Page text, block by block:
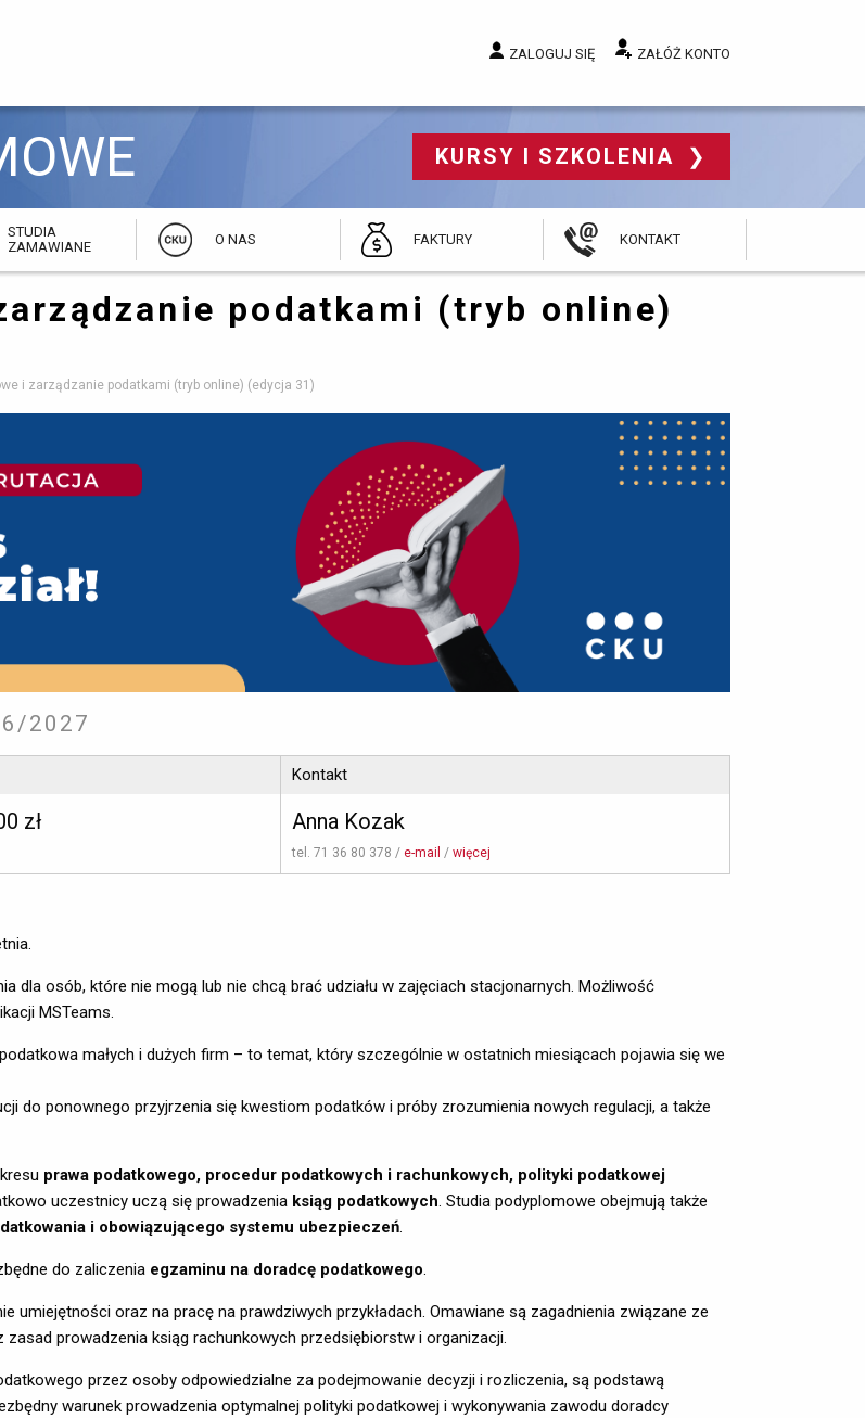
ZALOGUJ SIĘ ZAŁÓŻ KONTO
KURSY I SZKOLENIA
STUDIA
ZAMAWIANE
O NAS FAKTURY KONTAKT
podatkami (tryb online)
i zarządzanie podatkami (tryb online) (edycja 31)
2027
zł
Kontakt
Anna Kozak
tel. 71 36 80 378 / e-mail / więcej
dla osób, które nie mogą lub nie chcą brać udziału w zajęciach stacjonarnych. Możliwość
MSTeams.
małych i dużych firm – to temat, który szczególnie w ostatnich miesiącach pojawia się we
do ponownego przyjrzenia się kwestiom podatków i próby zrozumienia nowych regulacji, a także
prawa podatkowego, procedur podatkowych i rachunkowych, polityki podatkowej
uczestnicy uczą się prowadzenia ksiąg podatkowych. Studia podyplomowe obejmują także
i obowiązującego systemu ubezpieczeń.
do zaliczenia egzaminu na doradcę podatkowego.
umiejętności oraz na pracę na prawdziwych przykładach. Omawiane są zagadnienia związane ze
prowadzenia ksiąg rachunkowych przedsiębiorstw i organizacji.
przez osoby odpowiedzialne za podejmowanie decyzji i rozliczenia, są podstawą
warunek prowadzenia optymalnej polityki podatkowej i wykonywania zawodu doradcy